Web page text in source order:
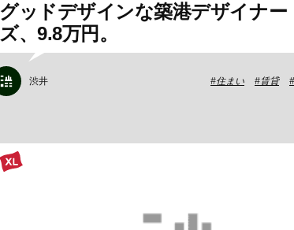
グッドデザインな築港デザイナー
ズ、9.8万円。
渋井 住まい 賃貸